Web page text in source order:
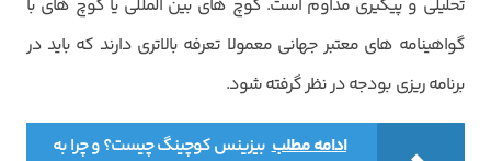
تحلیلی و پیگیری مداوم است. کوچ های بین المللی یا کوچ های با
گواهینامه های معتبر جهانی معمولا تعرفه بالاتری دارند که باید در
برنامه ریزی بودجه در نظر گرفته شود.
ادامه مطلب بیزینس کوچینگ چیست؟ و چرا به